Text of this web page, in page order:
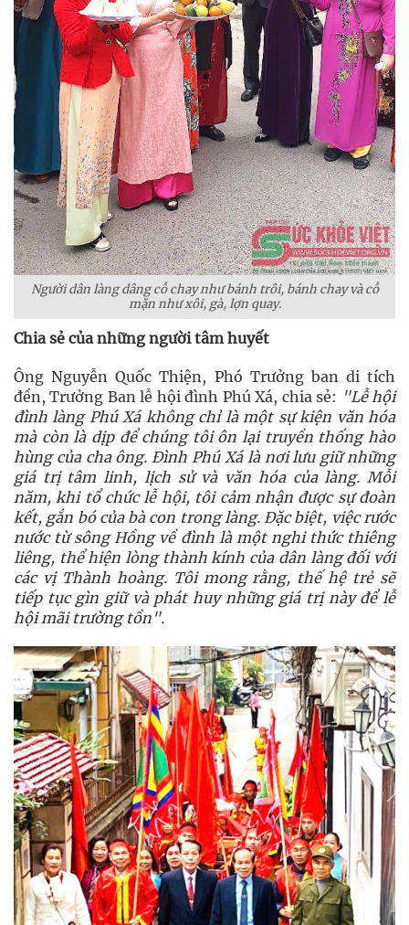
Người dân làng dâng cỗ chay như bánh trôi, bánh chay và cỗ
mặn như xôi, gà, lợn quay.
Chia sẻ của những người tâm huyết
Ông Nguyễn Quốc Thiện, Phó Trưởng ban di tích
đền, Trưởng Ban lễ hội đình Phú Xá, chia sẻ: "Lễ hội
đình làng Phú Xá không chỉ là một sự kiện văn hóa
mà còn là dịp để chúng tôi ôn lại truyền thống hào
hùng của cha ông. Đình Phú Xá là nơi lưu giữ những
giá trị tâm linh, lịch sử và văn hóa của làng. Mỗi
năm, khi tổ chức lễ hội, tôi cảm nhận được sự đoàn
kết, gắn bó của bà con trong làng. Đặc biệt, việc rước
nước từ sông Hồng về đình là một nghi thức thiêng
liêng, thể hiện lòng thành kính của dân làng đối với
các vị Thành hoàng. Tôi mong rằng, thế hệ trẻ sẽ
tiếp tục gìn giữ và phát huy những giá trị này để lễ
hội mãi trường tồn".